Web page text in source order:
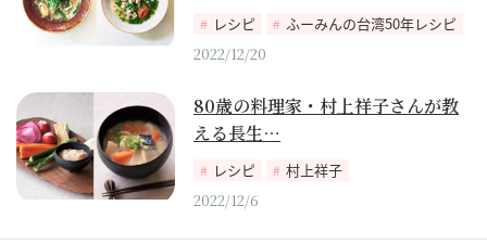
レシピ
ふーみんの台湾50年レシピ
2022/12/20
80歳の料理家・村上祥子さんが教
える長生…
レシピ
村上祥子
2022/12/6